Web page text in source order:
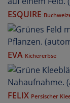
ESQUIRE
EVA Kichererbse
FELIX Persischer